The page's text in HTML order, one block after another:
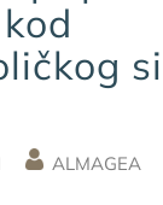
ALMAGEA